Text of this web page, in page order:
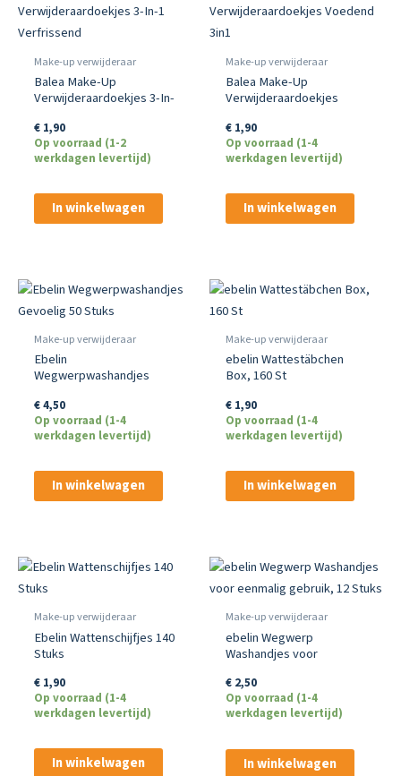
Make-up verwijderaar
Balea Make-Up
Verwijderaardoekjes 3-In-
€1,90
Op voorraad (1-2
werkdagen levertijd)
In winkelwagen
Make-up verwijderaar
Balea Make-Up
Verwijderaardoekjes
€1,90
Op voorraad (1-4
werkdagen levertijd)
In winkelwagen
Make-up verwijderaar
Ebelin
Wegwerpwashandjes
€4,50
Op voorraad (1-4
werkdagen levertijd)
In winkelwagen
Make-up verwijderaar
ebelin Wattestäbchen
Box, 160 St
€1,90
Op voorraad (1-4
werkdagen levertijd)
In winkelwagen
Make-up verwijderaar
Ebelin Wattenschijfjes 140
Stuks
€1,90
Op voorraad (1-4
werkdagen levertijd)
In winkelwagen
Make-up verwijderaar
ebelin Wegwerp
Washandjes voor
Stuks
€2,50
Op voorraad (1-4
werkdagen levertijd)
In winkelwagen